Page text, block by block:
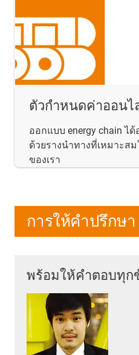
ตัวกำหนดค่าออนไ
ออกแบบ energy chain ได้
ด้วยรางนำทางที่เหมาะส
ของเรา
การให้คำปรึกษา
พร้อมให้คำตอบทุก